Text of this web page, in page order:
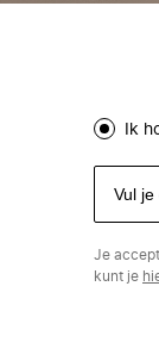
Ik
Je
kunt je